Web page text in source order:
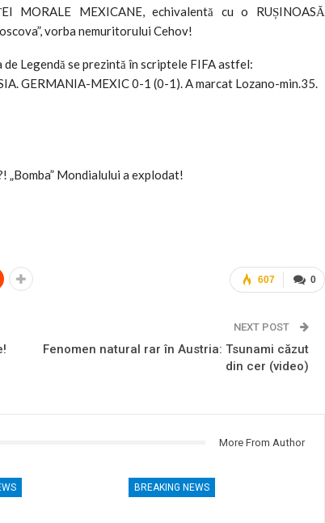
MORALE MEXICANE, echivalentă cu o RUȘINOASĂ
vorba nemuritorului Cehov!
Legendă se prezintă în scriptele FIFA astfel:
GERMANIA-MEXIC 0-1 (0-1). A marcat Lozano-min.35.
„Bomba” Mondialului a explodat!
0
607
NEXT POST
Fenomen natural rar în Austria: Tsunami căzut
din cer (video)
More From Author
BREAKING NEWS